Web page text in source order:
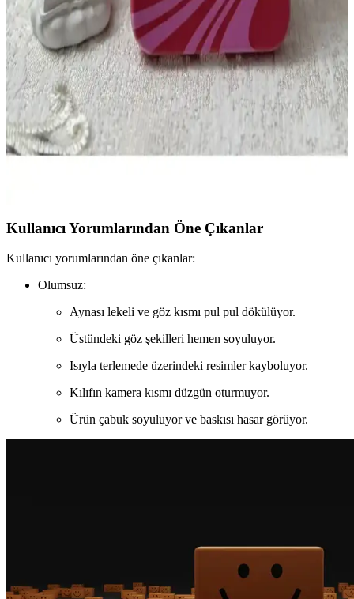
Kılıfın Estetik ve Koruyucu Özellikleri
iPhone 11 uyumlu kalp ve kurdele motifli silikon kılıf, estetik ve
fonksiyonellik sunar. Hafif, esnek ve dayanıklı yapısıyla cihazı
çizilmelere ve darbelerden korur, günlük kullanım için idealdir.
Samsung A54 İçin Silikon Kadife Telefon Kılıfı
Dayanıklılık ve Estetiğin Buluşması
Samsung A54 modeli için tasarlanmış silikon kadife telefon kılıfı,
Kullanıcı Yorumlarından Öne Çıkanlar
Kullanıcı yorumlarından öne çıkanlar:
Olumsuz:
Aynası lekeli ve göz kısmı pul pul dökülüyor.
Üstündeki göz şekilleri hemen soyuluyor.
Isıyla terlemede üzerindeki resimler kayboluyor.
Kılıfın kamera kısmı düzgün oturmuyor.
Ürün çabuk soyuluyor ve baskısı hasar görüyor.